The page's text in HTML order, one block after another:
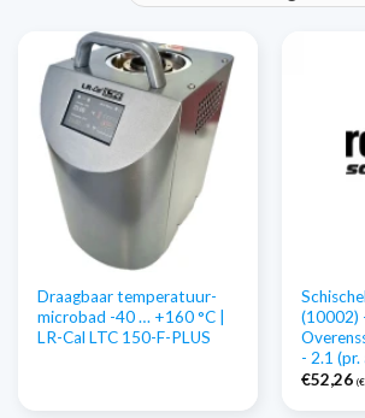
Draagbaar temperatuur-
microbad -40 … +160 °C |
LR-Cal LTC 150-F-PLUS
(10002)
- 2.1
€52,26 (€